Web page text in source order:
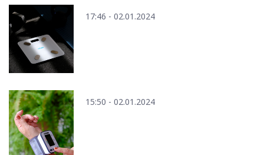
17:46 - 02.01.2024
15:50 - 02.01.2024